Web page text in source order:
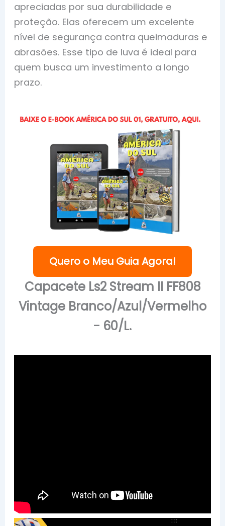
apreciadas por sua durabilidade e
proteção. Elas oferecem um excelente
nível de segurança contra queimaduras e
abrasões. Esse tipo de luva é ideal para
quem busca um investimento a longo
prazo.
Quero o Meu Guia Agora!
Capacete Ls2 Stream II FF808
Vintage Branco/Azul/Vermelho
- 60/L.